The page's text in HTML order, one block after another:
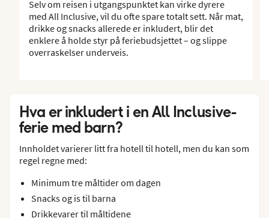
Selv om reisen i utgangspunktet kan virke dyrere
med All Inclusive, vil du ofte spare totalt sett. Når mat,
drikke og snacks allerede er inkludert, blir det
enklere å holde styr på feriebudsjettet – og slippe
overraskelser underveis.
Hva er inkludert i en All Inclusive-
ferie med barn?
Innholdet varierer litt fra hotell til hotell, men du kan som
regel regne med:
Minimum tre måltider om dagen
Snacks og is til barna
Drikkevarer til måltidene